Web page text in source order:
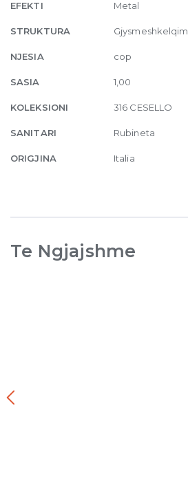
708
Copper
quantity
EFEKTI Metal
STRUKTURA Gjysmeshkelqim
NJESIA cop
SASIA 1,00
KOLEKSIONI 316 CESELLO
SANITARI Rubineta
ORIGJINA Italia
Te Ngjajshme